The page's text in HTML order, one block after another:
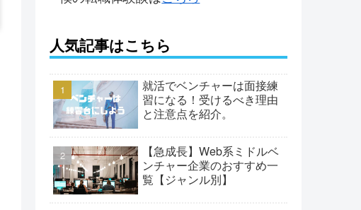
人気記事はこちら
就活でベンチャーは面接練
習になる！受けるべき理由
と注意点を紹介。
【急成長】Web系ミドルベ
ンチャー企業のおすすめ一
覧【ジャンル別】